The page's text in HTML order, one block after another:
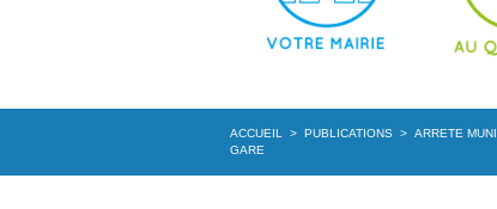
ACCUEIL > PUBLICATIONS > ARRETE
GARE